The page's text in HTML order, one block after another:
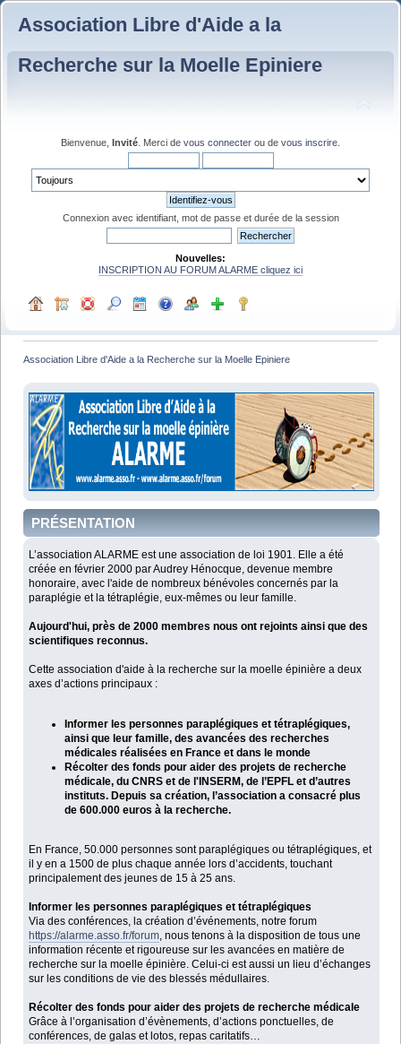
Association Libre d'Aide a la
Recherche sur la Moelle Epiniere
Bienvenue, Invité . Merci de vous connecter ou de vous inscrire
Connexion avec identifiant, mot de passe et durée de la session
Nouvelles:
INSCRIPTION AU FORUM ALARME cliquez ici
Association Libre d'Aide a la Recherche sur la Moelle Epiniere
PRÉSENTATION
L’association ALARME est une association de loi 1901. Elle a été
créée en février 2000 par Audrey Hénocque, devenue membre
honoraire, avec l'aide de nombreux bénévoles concernés par la
paraplégie et la tétraplégie, eux-mêmes ou leur famille.
Aujourd'hui, près de 2000 membres nous ont rejoints ainsi que des
scientifiques reconnus.
Cette association d'aide à la recherche sur la moelle épinière a deux
axes d’actions principaux :
Informer les personnes paraplégiques et tétraplégiques,
ainsi que leur famille, des avancées des recherches
médicales réalisées en France et dans le monde
Récolter des fonds pour aider des projets de recherche
médicale, du CNRS et de l'INSERM, de l’EPFL et d’autres
instituts. Depuis sa création, l’association a consacré plus
de 600.000 euros à la recherche.
En France, 50.000 personnes sont paraplégiques ou tétraplégiques, et
il y en a 1500 de plus chaque année lors d’accidents, touchant
principalement des jeunes de 15 à 25 ans.
Informer les personnes paraplégiques et tétraplégiques
Via des conférences, la création d’événements, notre forum
https://alarme.asso.fr/forum, nous tenons à la disposition de tous une
information récente et rigoureuse sur les avancées en matière de
recherche sur la moelle épinière. Celui-ci est aussi un lieu d’échanges
sur les conditions de vie des blessés médullaires.
Récolter des fonds pour aider des projets de recherche médicale
Grâce à l’organisation d’évènements, d’actions ponctuelles, de
conférences, de galas et lotos, repas caritatifs…